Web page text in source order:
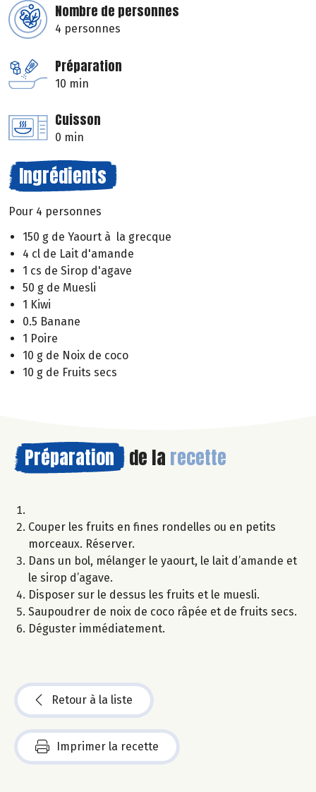
Nombre de personnes
4 personnes
Préparation
10 min
Cuisson
0 min
Ingrédients
Pour 4 personnes
150 g de Yaourt à la grecque
4 cl de Lait d'amande
1 cs de Sirop d'agave
50 g de Muesli
1 Kiwi
0.5 Banane
1 Poire
10 g de Noix de coco
10 g de Fruits secs
Préparation de la recette
Couper les fruits en fines rondelles ou en petits
morceaux. Réserver.
Dans un bol, mélanger le yaourt, le lait d’amande et
le sirop d’agave.
Disposer sur le dessus les fruits et le muesli.
Saupoudrer de noix de coco râpée et de fruits secs.
Déguster immédiatement.
Retour à la liste
Imprimer la recette